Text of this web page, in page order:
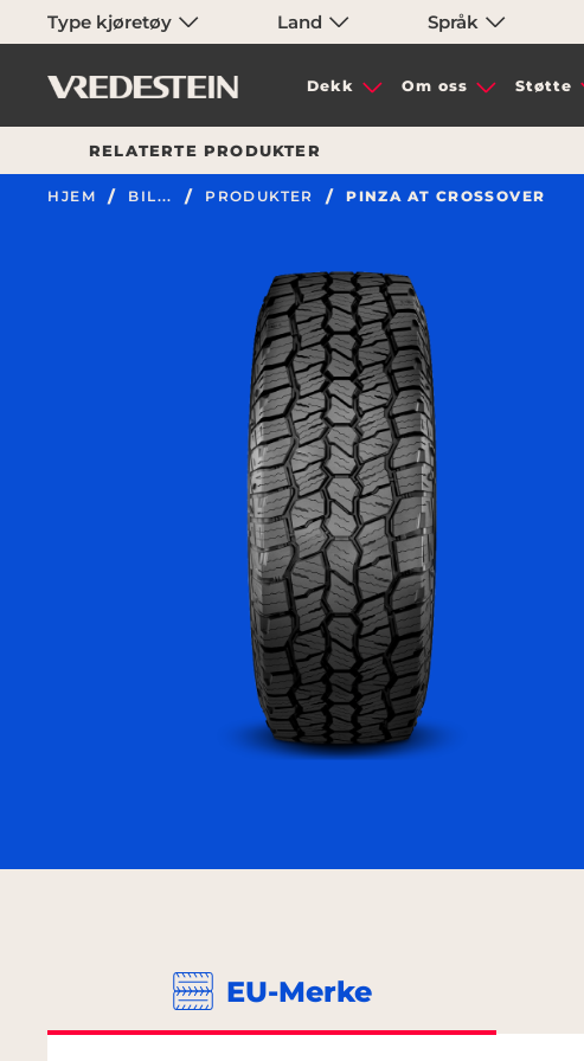
Type kjøretøy Land Språk
Dekk Om oss Støtte
RELATERTE PRODUKTER
HJEM BIL... PRODUKTER PINZA AT CROSSOVER
EU-Merke